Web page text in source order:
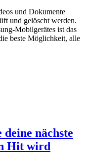
und Dokumente
und gelöscht werden.
Mobilgerätes ist das
beste Möglichkeit, alle
nächste
Hit wird